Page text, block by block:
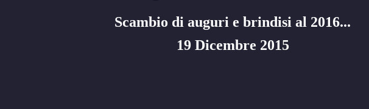
Scambio di auguri e brindisi al 2016...
19 Dicembre 2015